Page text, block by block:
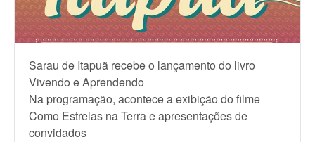
Sarau de Itapuã recebe o lançamento do livro
Vivendo e Aprendendo
Na programação, acontece a exibição do filme
Como Estrelas na Terra e apresentações de
convidados